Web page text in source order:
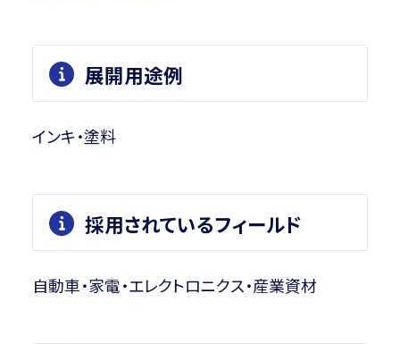
展開用途例
インキ・塗料
採用されているフィールド
自動車・家電・エレクトロニクス・産業資材